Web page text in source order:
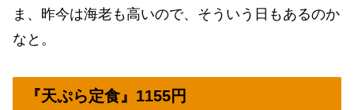
ま、昨今は海老も高いので、そういう日もあるのか
なと。
『天ぷら定食』1155円